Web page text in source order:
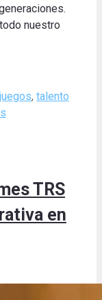
nuestro
, talento
TRS
en